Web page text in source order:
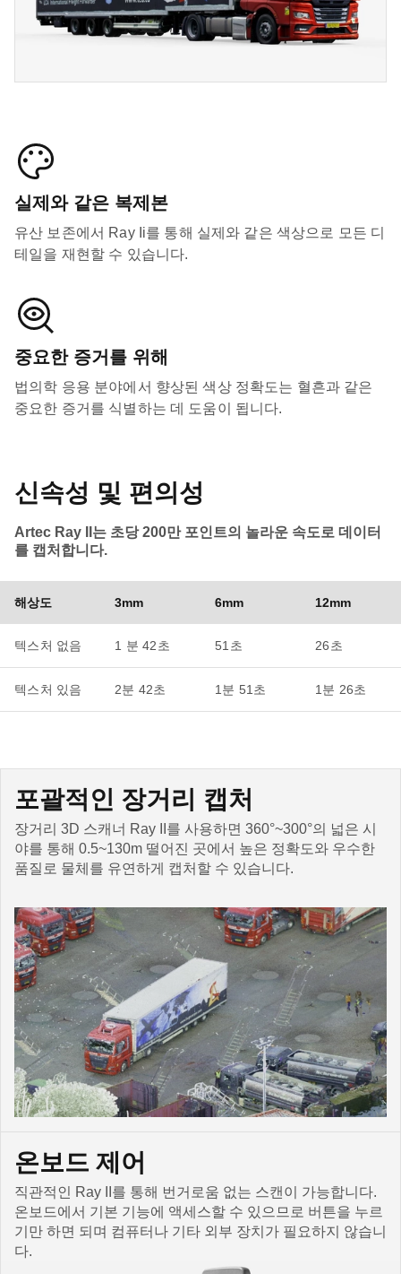
실제와 같은 복제본
유산 보존에서 Ray Ii를 통해 실제와 같은 색상으로 모든 디
테일을 재현할 수 있습니다.
중요한 증거를 위해
법의학 응용 분야에서 향상된 색상 정확도는 혈흔과 같은
중요한 증거를 식별하는 데 도움이 됩니다.
신속성 및 편의성
Artec Ray II는 초당 200만 포인트의 놀라운 속도로 데이터
를 캡처합니다.
해상도 3mm 6mm 12mm
텍스처 없음 1 분 42초 51초 26초
텍스처 있음 2분 42초 1분 51초 1분 26초
포괄적인 장거리 캡처
장거리 3D 스캐너 Ray II를 사용하면 360°~300°의 넓은 시
야를 통해 0.5~130m 떨어진 곳에서 높은 정확도와 우수한
품질로 물체를 유연하게 캡처할 수 있습니다.
온보드 제어
직관적인 Ray II를 통해 번거로움 없는 스캔이 가능합니다.
온보드에서 기본 기능에 액세스할 수 있으므로 버튼을 누르
기만 하면 되며 컴퓨터나 기타 외부 장치가 필요하지 않습니
다.